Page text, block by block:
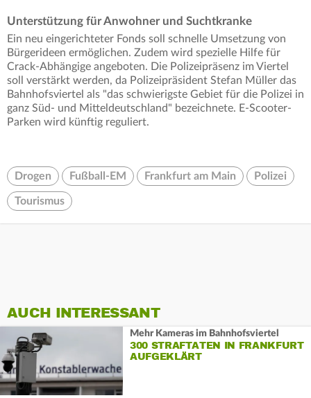
Unterstützung für Anwohner und Suchtkranke
Ein neu eingerichteter Fonds soll schnelle Umsetzung von
Bürgerideen ermöglichen. Zudem wird spezielle Hilfe für
Crack-Abhängige angeboten. Die Polizeipräsenz im Viertel
soll verstärkt werden, da Polizeipräsident Stefan Müller das
Bahnhofsviertel als "das schwierigste Gebiet für die Polizei in
ganz Süd- und Mitteldeutschland" bezeichnete. E-Scooter-
Parken wird künftig reguliert.
Drogen Fußball-EM Frankfurt am Main Polizei
Tourismus
AUCH INTERESSANT
Mehr Kameras im Bahnhofsviertel
300 STRAFTATEN IN FRANKFURT
AUFGEKLÄRT